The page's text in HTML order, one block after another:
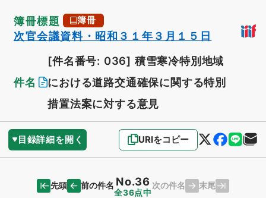
簿冊標題 簿冊
次官会議資料・昭和３１年３月１５日
件名
[件名番号: 036] 積雪寒冷特別地域
における道路交通確保に関する特別
措置法案に対する意見
目録詳細を開く URIをコピー
先頭 前の件名 No.36
全36点中
次の件名 末尾